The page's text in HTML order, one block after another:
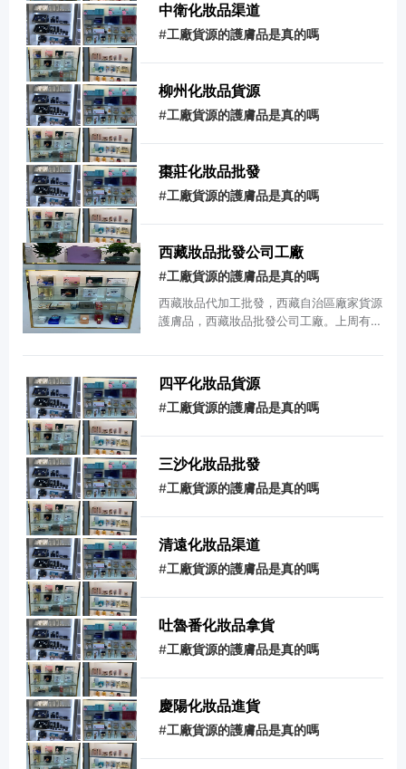
中衛化妝品渠道
#工廠貨源的護膚品是真的嗎
柳州化妝品貨源
#工廠貨源的護膚品是真的嗎
棗莊化妝品批發
#工廠貨源的護膚品是真的嗎
西藏妝品批發公司工廠
#工廠貨源的護膚品是真的嗎
西藏妝品代加工批發，西藏自治區廠家貨源
護膚品，西藏妝品批發公司工廠。上周有很
家在西藏妝品批發公司工廠這方面還不夠了
解，所以現在呢，我就來給大家好好的講講
有關西藏妝品批發公司工廠的具體內容，希
望可以更好的幫助到大家！西藏妝品批發公
貨源「全國_多家合作案例」一手貨源超低
價供貨_一站式扶持開店，正規產品+大品
四平化妝品貨源
#工廠貨源的護膚品是真的嗎
三沙化妝品批發
#工廠貨源的護膚品是真的嗎
清遠化妝品渠道
#工廠貨源的護膚品是真的嗎
吐魯番化妝品拿貨
#工廠貨源的護膚品是真的嗎
慶陽化妝品進貨
#工廠貨源的護膚品是真的嗎